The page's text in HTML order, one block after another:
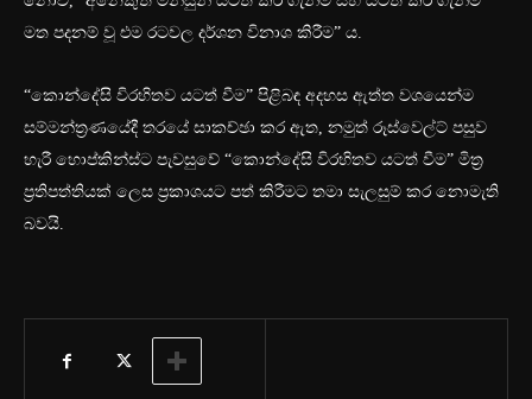
මත පදනම් වූ එම රටවල දර්ශන විනාශ කිරීම” ය.
“කොන්දේසි විරහිතව යටත් වීම” පිළිබඳ අදහස ඇත්ත වශයෙන්ම
සම්මන්ත්‍රණයේදී තරයේ සාකච්ඡා කර ඇත, නමුත් රූස්වෙල්ට් පසුව
හැරී හොප්කින්ස්ට පැවසුවේ “කොන්දේසි විරහිතව යටත් වීම” මිත්‍ර
ප්‍රතිපත්තියක් ලෙස ප්‍රකාශයට පත් කිරීමට තමා සැලසුම් කර නොමැති
බවයි.